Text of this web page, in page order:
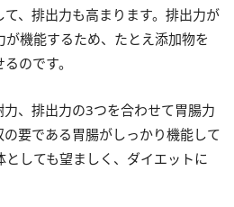
、排出力も高まります。排出力が
機能するため、たとえ添加物を
のです。
、排出力の3つを合わせて胃腸力
要である胃腸がしっかり機能して
しても望ましく、ダイエットに